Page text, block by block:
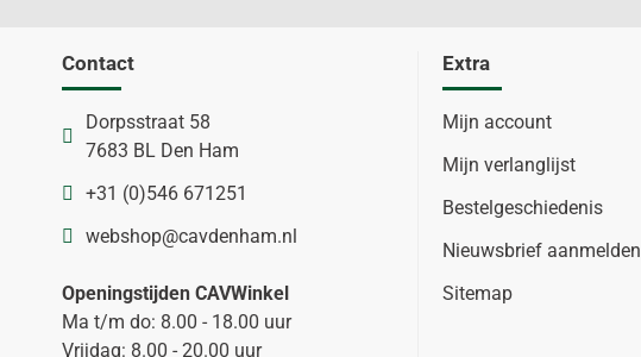
Contact
Dorpsstraat 58
7683 BL Den Ham
+31 (0)546 671251
webshop@cavdenham.nl
Openingstijden CAVWinkel
Ma t/m do: 8.00 - 18.00 uur
Vrijdag: 8.00 - 20.00 uur
Extra
Mijn account
Mijn verlanglijst
Bestelgeschiedenis
Nieuwsbrief aanmelden
Sitemap